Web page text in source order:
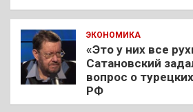
ЭКОНОМИКА
«Это у них все
Сатановский
вопрос о
РФ